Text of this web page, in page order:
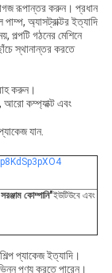
কাগজ রূপান্তর করুন। প্রধান
অ্যাসট্রাক্টর ইত্যাদি
পল্পটি গঠনের মেশিনে
স্থানান্তর করতে
করুন।
আরো কম্প্যাক্ট এবং
যান.
কোম্পানি"ইউটিউবে এবং
প্যাকেজ ইত্যাদি।
পণ্য করতে পারেন।